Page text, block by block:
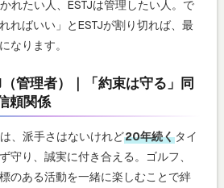
れたい人、ESTJは管理したい人。で
ればいい」とESTJが割り切れば、最
なります。
管理者）｜「約束は守る」同
頼関係
、派手さはないけれど20年続くタイ
守り、誠実に付き合える。ゴルフ、
のある活動を一緒に楽しむことで絆